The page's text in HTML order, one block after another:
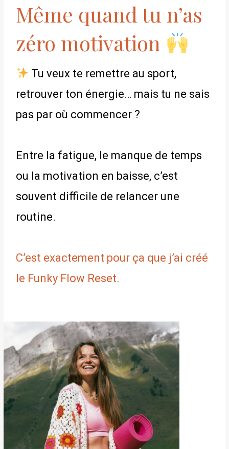
Même quand tu n’as
zéro motivation
Tu veux te remettre au sport,
retrouver ton énergie… mais tu ne sais
pas par où commencer ?
Entre la fatigue, le manque de temps
ou la motivation en baisse, c’est
souvent difficile de relancer une
routine.
C’est exactement pour ça que j’ai créé
le Funky Flow Reset.